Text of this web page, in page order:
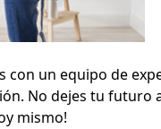
con un equipo de
No dejes tu futuro
mismo!